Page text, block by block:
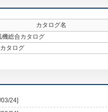
カタログ名
総合カタログ
タログ
24]